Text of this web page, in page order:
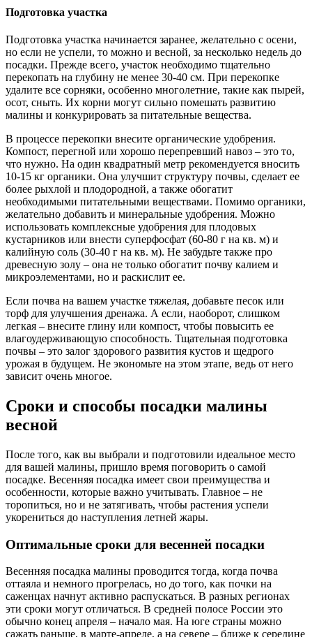
Подготовка участка
Подготовка участка начинается заранее, желательно с осени,
но если не успели, то можно и весной, за несколько недель до
посадки. Прежде всего, участок необходимо тщательно
перекопать на глубину не менее 30-40 см. При перекопке
удалите все сорняки, особенно многолетние, такие как пырей,
осот, сныть. Их корни могут сильно помешать развитию
малины и конкурировать за питательные вещества.
В процессе перекопки внесите органические удобрения.
Компост, перегной или хорошо перепревший навоз – это то,
что нужно. На один квадратный метр рекомендуется вносить
10-15 кг органики. Она улучшит структуру почвы, сделает ее
более рыхлой и плодородной, а также обогатит
необходимыми питательными веществами. Помимо органики,
желательно добавить и минеральные удобрения. Можно
использовать комплексные удобрения для плодовых
кустарников или внести суперфосфат (60-80 г на кв. м) и
калийную соль (30-40 г на кв. м). Не забудьте также про
древесную золу – она не только обогатит почву калием и
микроэлементами, но и раскислит ее.
Если почва на вашем участке тяжелая, добавьте песок или
торф для улучшения дренажа. А если, наоборот, слишком
легкая – внесите глину или компост, чтобы повысить ее
влагоудерживающую способность. Тщательная подготовка
почвы – это залог здорового развития кустов и щедрого
урожая в будущем. Не экономьте на этом этапе, ведь от него
зависит очень многое.
Сроки и способы посадки малины
весной
После того, как вы выбрали и подготовили идеальное место
для вашей малины, пришло время поговорить о самой
посадке. Весенняя посадка имеет свои преимущества и
особенности, которые важно учитывать. Главное – не
торопиться, но и не затягивать, чтобы растения успели
укорениться до наступления летней жары.
Оптимальные сроки для весенней посадки
Весенняя посадка малины проводится тогда, когда почва
оттаяла и немного прогрелась, но до того, как почки на
саженцах начнут активно распускаться. В разных регионах
эти сроки могут отличаться. В средней полосе России это
обычно конец апреля – начало мая. На юге страны можно
сажать раньше, в марте-апреле, а на севере – ближе к середине